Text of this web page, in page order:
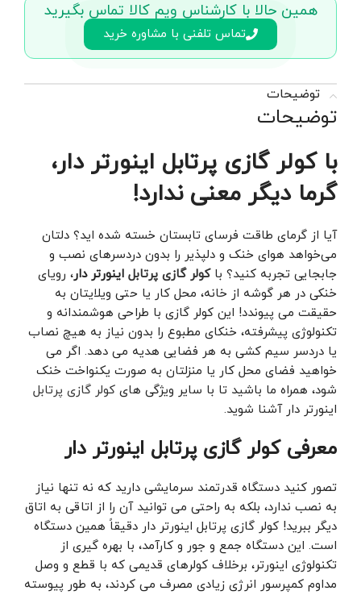
همین حالا با کارشناس ویم کالا تماس بگیرید
تماس تلفنی با مشاوره خرید
توضیحات
توضیحات
با کولر گازی پرتابل اینورتر دار،
گرما دیگر معنی ندارد!
آیا از گرمای طاقت ‌فرسای تابستان خسته شده‌ اید؟ دلتان
می‌خواهد هوای خنک و دلپذیر را بدون دردسرهای نصب و
جابجایی تجربه کنید؟ باکولر گازی پرتابل اینورتر دار، رویای
خنکی در هر گوشه از خانه، محل کار یا حتی ویلایتان به
حقیقت می‌ پیوندد! این کولر گازی با طراحی هوشمندانه و
تکنولوژی پیشرفته، خنکای مطبوع را بدون نیاز به هیچ نصاب
یا دردسر سیم ‌کشی به هر فضایی هدیه می ‌دهد. اگر می
خواهید فضای محل کار یا منزلتان به صورت یکنواخت خنک
شود، همراه ما باشید تا با سایر ویژگی های کولر گازی پرتابل
اینورتر دار آشنا شوید.
معرفی کولر گازی پرتابل اینورتر دار
تصور کنید دستگاه قدرتمند سرمایشی دارید که نه تنها نیاز
به نصب ندارد، بلکه به راحتی می ‌توانید آن را از اتاقی به اتاق
دیگر ببرید! کولر گازی پرتابل اینورتر دار دقیقاً همین دستگاه
است. این دستگاه جمع‌ و جور و کارآمد، با بهره‌ گیری از
تکنولوژی اینورتر، برخلاف کولرهای قدیمی که با قطع و وصل
مداوم کمپرسور انرژی زیادی مصرف می‌ کردند، به طور پیوسته